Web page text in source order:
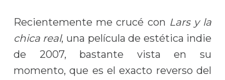
Recientemente me crucé con Lars y la
chica real, una película de estética indie
de 2007, bastante vista en su
momento, que es el exacto reverso del